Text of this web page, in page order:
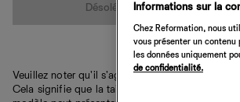
Désolé, cet article n’est pas
Veuillez noter qu'il s'agit d'une pièce vintage
Cela signifie que la taille et la couleur peuvent
Informations sur la
Chez Reformation, nous
vous présenter un
les données uniquement
de confidentialité.